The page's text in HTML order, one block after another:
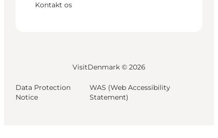
Kontakt os
VisitDenmark © 2026
Data Protection
Notice
WAS (Web Accessibility
Statement)